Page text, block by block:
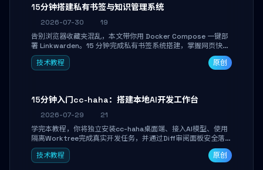
15分钟搭建私有书签与知识管理系统
2026-07-30
19
告别浏览器收藏夹混乱，本文带你用 Docker Compose 一键部
署 Linkwarden。15 分钟完成私有书签系统搭建，掌握网页快照
归档、高亮批注、分类管理与全文搜索。适合开发者与知识工作
者打造个人知识库，资料统一归档，随时检索。
技术教程 原创
15分钟入门cc-haha：搭建本地AI开发工作台
2026-07-29
21
学完本教程，你将独立安装cc-haha桌面端、接入AI模型、使用
隔离Worktree完成真实开发任务，并通过Diff审阅面板安全落地
AI代码改写。告别终端黑盒操作，让AI在沙箱环境中工作，你只
做审阅和决策。
技术教程 原创